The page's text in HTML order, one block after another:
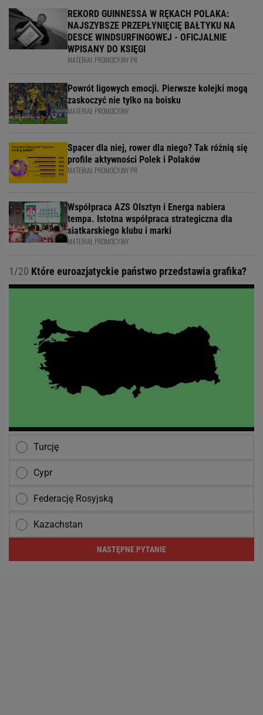
REKORD GUINNESSA W RĘKACH POLAKA:
NAJSZYBSZE PRZEPŁYNIĘCIĘ BAŁTYKU NA
DESCE WINDSURFINGOWEJ - OFICJALNIE
WPISANY DO KSIĘGI
MATERIAŁ PROMOCYJNY PR
Powrót ligowych emocji. Pierwsze kolejki mogą
zaskoczyć nie tylko na boisku
MATERIAŁ PROMOCYJNY
Spacer dla niej, rower dla niego? Tak różnią się
profile aktywności Polek i Polaków
MATERIAŁ PROMOCYJNY PR
Współpraca AZS Olsztyn i Energa nabiera
tempa. Istotna współpraca strategiczna dla
siatkarskiego klubu i marki
MATERIAŁ PROMOCYJNY
1/20 Które euroazjatyckie państwo przedstawia grafika?
Turcję
Cypr
Federację Rosyjską
Kazachstan
NASTĘPNE PYTANIE